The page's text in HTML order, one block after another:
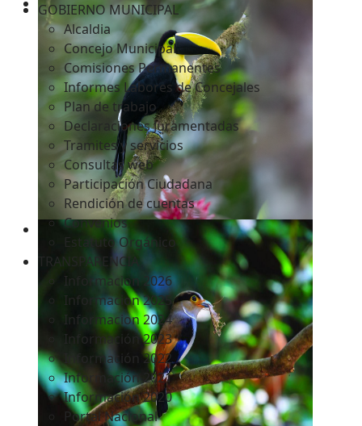
GOBIERNO MUNICIPAL
Alcaldia
Concejo Municipal
Comisiones Permanentes
Informes Labores de Concejales
Plan de trabajo
Declaraciones Juramentadas
Tramites y servicios
Consultas web
Participación Ciudadana
Rendición de cuentas
Convenios
Estatuto Orgánico
TRANSPARENCIA
Informacion 2026
Informacion 2025
Informacion 2024
Información 2023
Información 2022
Información 2021
Información 2020
Portal Nacional